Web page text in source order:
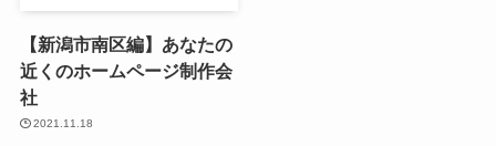
【新潟市南区編】あなたの
近くのホームページ制作会
社
2021.11.18